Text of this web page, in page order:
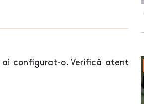
configurat-o. Verifică atent